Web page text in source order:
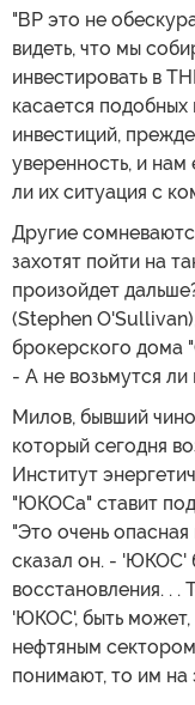
"ВР это не
видеть, что мы
инвестировать в
касается
инвестиций,
уверенность, и нам
ли их ситуация с
Другие
захотят пойти на
произойдет
(Stephen
брокерского дома
- А не возьмутся ли
Милов, бывший
который сегодня
Институт
"ЮКОСа" ставит
"Это очень
сказал он. - 'ЮКОС'
восстановления. . .
'ЮКОС', быть может,
нефтяным
понимают, то им на